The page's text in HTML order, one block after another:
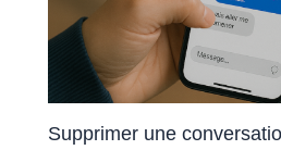
Supprimer une